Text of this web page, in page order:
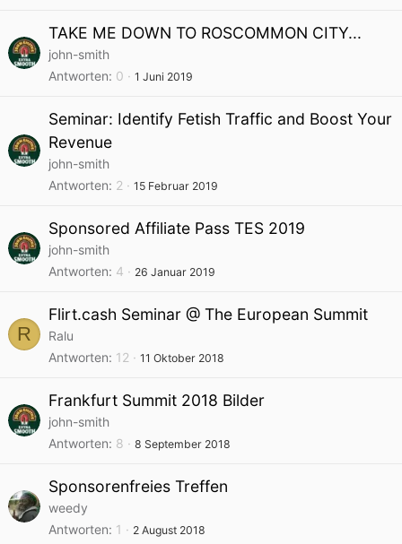
TAKE ME DOWN TO ROSCOMMON CITY...
john-smith
Antworten 0 1 Juni 2019
Seminar: Identify Fetish Traffic and Boost Your
Revenue
john-smith
Antworten 2 15 Februar 2019
Sponsored Affiliate Pass TES 2019
john-smith
Antworten 4 26 Januar 2019
R
Flirt.cash Seminar @ The European Summit
Ralu
Antworten 12 11 Oktober 2018
Frankfurt Summit 2018 Bilder
john-smith
Antworten 8 8 September 2018
Sponsorenfreies Treffen
weedy
Antworten 1 2 August 2018